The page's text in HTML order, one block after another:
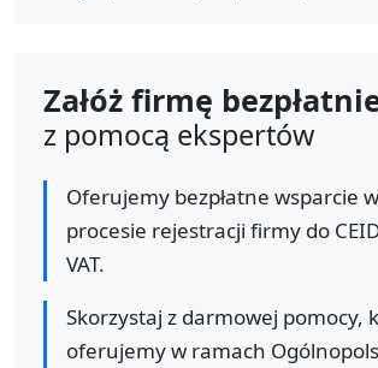
Załóż firmę
z pomocą ekspertów
Oferujemy bezpłatne wsparcie
procesie rejestracji firmy do
VAT.
Skorzystaj z darmowej pomocy,
oferujemy w ramach